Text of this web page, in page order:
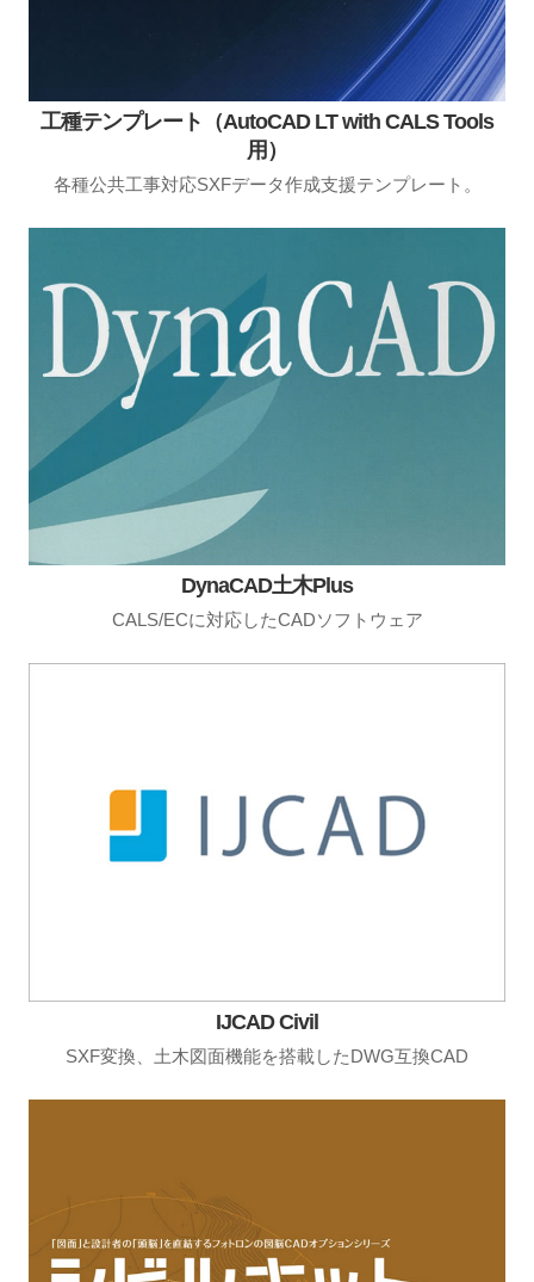
工種テンプレート（AutoCAD LT with CALS Tools
用）
各種公共工事対応SXFデータ作成支援テンプレート。
DynaCAD土木Plus
CALS/ECに対応したCADソフトウェア
IJCAD Civil
SXF変換、土木図面機能を搭載したDWG互換CAD